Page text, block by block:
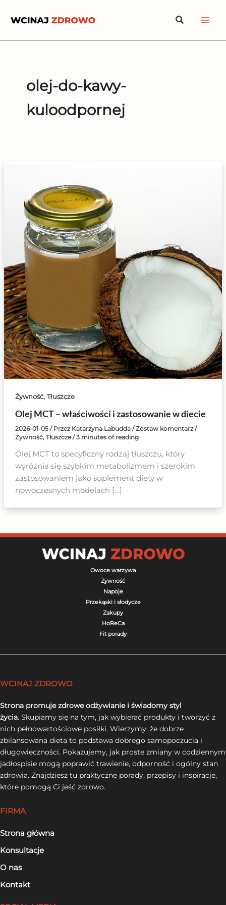
Szukaj
olej-do-kawy-
kuloodpornej
Żywność, Tłuszcze
Olej MCT – właściwości i zastosowanie w diecie
2026-01-05 / Przez Katarzyna Labudda /Zostaw komentarz /
Żywność, Tłuszcze/3 minutes of reading
Olej MCT to specyficzny rodzaj tłuszczu, który
wyróżnia się szybkim metabolizmem i szerokim
zastosowaniem jako suplement diety w
nowoczesnych modelach […]
Owoce warzywa
Żywność
Napoje
Przekąski i słodycze
Zakupy
HoReCa
Fit porady
WCINAJ ZDROWO
Strona promuje zdrowe odżywianie i świadomy styl
życia. Skupiamy się na tym, jak wybierać produkty i tworzyć z
nich pełnowartościowe posiłki. Wierzymy, że dobrze
zbilansowana dieta to podstawa dobrego samopoczucia i
długowieczności. Pokazujemy, jak proste zmiany w codziennym
jadłospisie mogą poprawić trawienie, odporność i ogólny stan
zdrowia. Znajdziesz tu praktyczne porady, przepisy i inspiracje,
które pomogą Ci jeść zdrowo.
FIRMA
Strona główna
Konsultacje
O nas
Kontakt